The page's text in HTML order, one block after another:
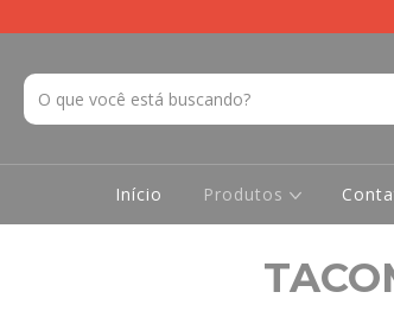
Início Produtos